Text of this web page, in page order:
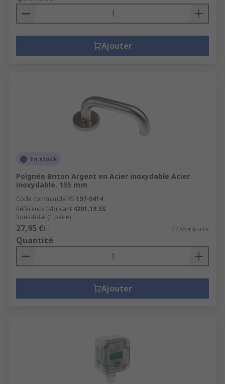
Ajouter
En stock
Poignée Briton Argent en Acier inoxydable Acier
inoxydable, 135 mm
Code commande RS 197-0414
Référence fabricant 4201.19.SS
Sous-total (1 paire)
27,95 €HT 27,95 €/paire
Quantité
Ajouter